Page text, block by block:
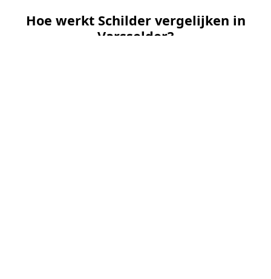
Hoe werkt Schilder vergelijken in
Varsselder?